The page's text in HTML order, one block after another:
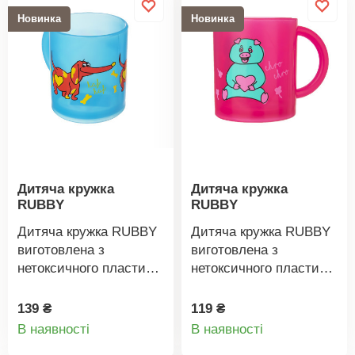
Новинка
Дитяча кружка
RUBBY
Дитяча кружка RUBBY
виготовлена з
нетоксичного пластику.
Підходить для дітей
від 3 років. Не містить
139 ₴
В наявності
Новинка
Дитяча кружка
RUBBY
Дитяча кружка RUBBY
виготовлена з
нетоксичного пластику.
Підходить для дітей
від 3 років. Не містить
119 ₴
В наявності